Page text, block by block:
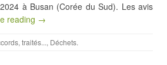
à Busan (Corée du Sud). Les avis
reading →
traités..., Déchets.